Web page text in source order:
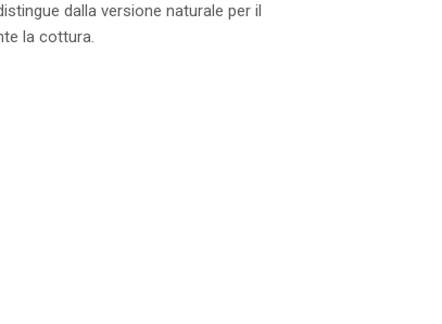
dalla versione naturale per il
la cottura.